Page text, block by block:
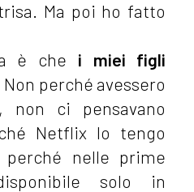
Ma poi ho fatto
è che i miei figli
Non perché avessero
non ci pensavano
Netflix lo tengo
nelle prime
solo in